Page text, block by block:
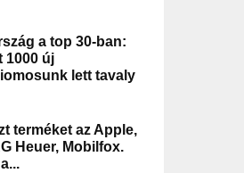
a top 30-ban:
1000 új
lett tavaly
terméket az Apple,
Heuer, Mobilfox.